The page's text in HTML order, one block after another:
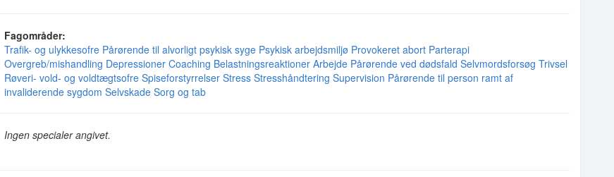
Fagområder:
Trafik- og ulykkesofre Pårørende til alvorligt psykisk syge Psykisk arbejdsmiljø Provokeret abort Parterapi
Overgreb/mishandling Depressioner Coaching Belastningsreaktioner Arbejde Pårørende ved dødsfald Selvmordsforsøg Trivsel
Røveri- vold- og voldtægtsofre Spiseforstyrrelser Stress Stresshåndtering Supervision Pårørende til person ramt af
invaliderende sygdom Selvskade Sorg og tab
Ingen specialer angivet.